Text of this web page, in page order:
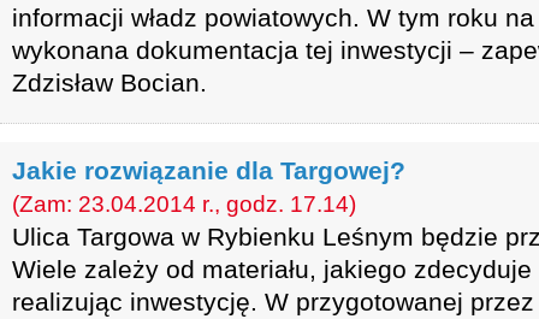
informacji władz powiatowych. W tym roku
wykonana dokumentacja tej inwestycji –
Zdzisław Bocian.
Jakie rozwiązanie dla Targowej?
(Zam: 23.04.2014 r., godz. 17.14)
Ulica Targowa w Rybienku Leśnym będzie
Wiele zależy od materiału, jakiego
realizując inwestycję. W przygotowanej